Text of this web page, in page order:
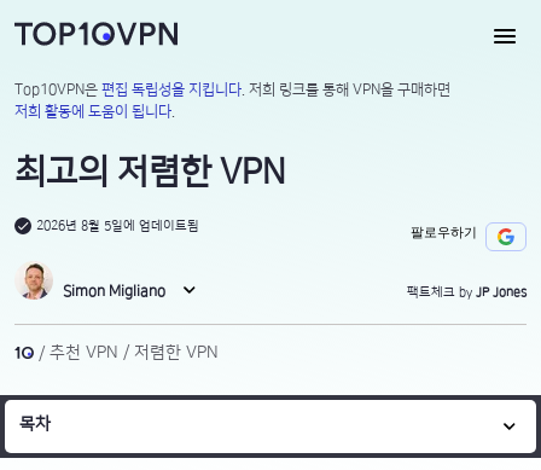
Top10VPN은 편집 독립성을 지킵니다 . 저희 링크를 통해 VPN을 구매하면
저희 활동에 도움이 됩니다
최고의 저렴한 VPN
2026년 8월 5일에 업데이트됨 팔로우하기
Simon Migliano 팩트체크 by JP Jones
추천 VPN 저렴한 VPN
목차